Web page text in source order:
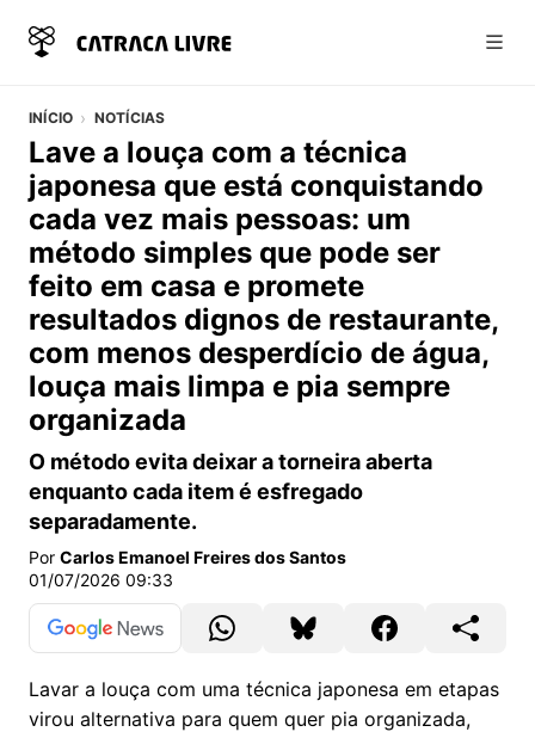
INÍCIO NOTÍCIAS
Lave a louça com a técnica
japonesa que está conquistando
cada vez mais pessoas: um
método simples que pode ser
feito em casa e promete
resultados dignos de restaurante,
com menos desperdício de água,
louça mais limpa e pia sempre
organizada
O método evita deixar a torneira aberta
enquanto cada item é esfregado
separadamente.
Por Carlos Emanoel Freires dos Santos
01/07/2026 09:33
Lavar a louça com uma técnica japonesa em etapas
virou alternativa para quem quer pia organizada,